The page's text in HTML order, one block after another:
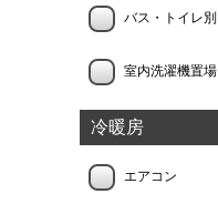
バス・トイレ別
室内洗濯機置場
冷暖房
エアコン